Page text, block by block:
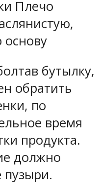
Плечо
основу
бутылку,
обратить
по
время
продукта.
должно